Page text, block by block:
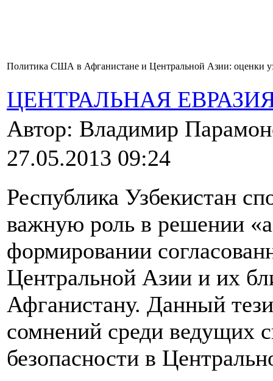
Политика США в Афганистане и Центральной Азии: оценки
ЦЕНТРАЛЬНАЯ
Автор: Владимир
27.05.2013 09:24
Республика Узбекистан
важную роль в решении
формировании
Центральной Азии и их
Афганистану. Данный
сомнений среди ведущих
безопасности в